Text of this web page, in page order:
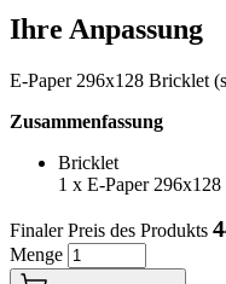
Ihre Anpassung
E-Paper 296x128 Bricklet
Zusammenfassung
Bricklet
1 x E-Paper
Finaler Preis des Produkts
Menge